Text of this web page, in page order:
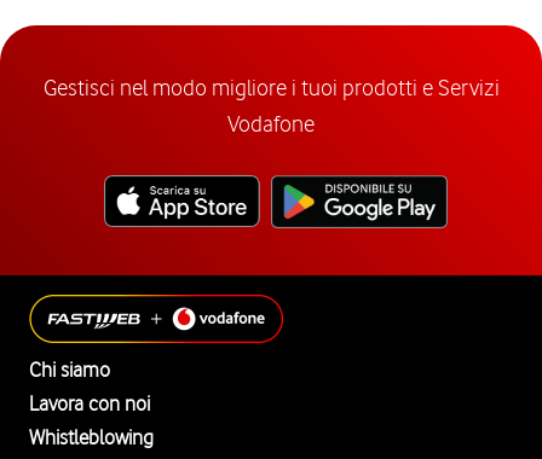
Gestisci nel modo migliore i tuoi prodotti e Servizi
Vodafone
Chi siamo
Lavora con noi
Whistleblowing